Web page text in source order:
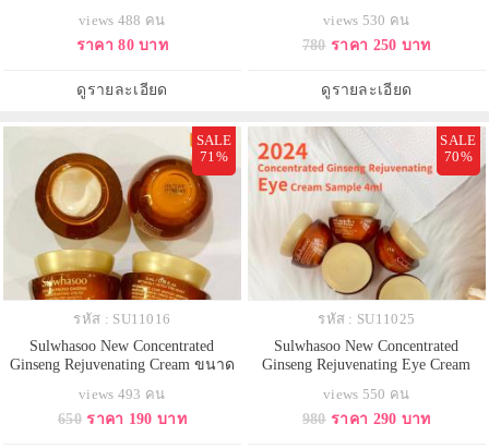
น้ำนมที่เบาสบาย ให้เกราะป้องกันที่
กันน้ำและกันเหงื่อ ช่วยให้ผิวของคุณ
แวดล้อม
views 488 คน
ราคา 80 บาท
ดูรายละเอียด
สูตรใหม่ ครีมโสมพัฒนาสูตรใหม่ทั้ง
ไลน์ เพื่อประสิทธิภาพที่ดียิ่งขึ้น ลด
ยกกระชับและเฟิร์ม ย้อนเวลาผิวให้
แลดูอ่อนเยาว์ลง 2 ปี หลังจาก
views 530 คน
780 ราคา 250 บาท
ดูรายละเอียด
SALE
71%
รหัส : SU11016
Sulwhasoo New Concentrated
Ginseng Rejuvenating Cream ขนาด
ใหม่ ครีมโสมพัฒนาสูตรใหม่ทั้งไลน์
เพื่อประสิทธิภาพที่ดียิ่งขึ้น ลดเลือน
views 493 คน
650 ราคา 190 บาท
SALE
70%
รหัส : SU11025
Sulwhasoo New Concentrated
Ginseng Rejuvenating Eye Cream
เลือนริ้วรอยรอบดวงตาพัฒนาสูตร
ใหม่ทั้งไลน์ เพื่อประสิทธิภาพที่ดียิ่ง
views 550 คน
980 ราคา 290 บาท